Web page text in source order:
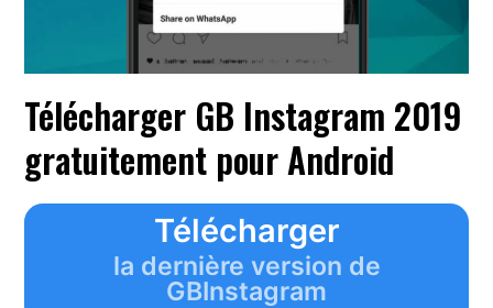
Télécharger GB Instagram 2019
gratuitement pour Android
Télécharger
la dernière version de
GBInstagram